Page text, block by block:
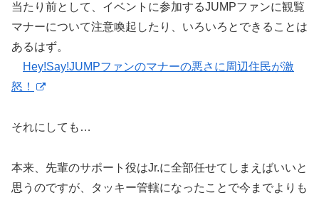
当たり前として、イベントに参加するJUMPファンに観覧
マナーについて注意喚起したり、いろいろとできることは
あるはず。
Hey!Say!JUMPファンのマナーの悪さに周辺住民が激
怒！
それにしても…
本来、先輩のサポート役はJr.に全部任せてしまえばいいと
思うのですが、タッキー管轄になったことで今までよりも